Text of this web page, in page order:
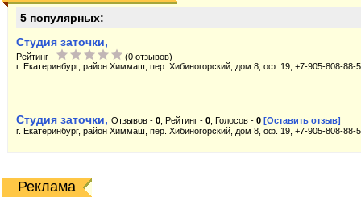
5 популярных:
Студия заточки,
Рейтинг -
(0 отзывов)
г. Екатеринбург, район Химмаш, пер. Хибиногорский, дом 8, оф. 19, +7-905-808-88-
Студия заточки, Отзывов - 0 , Рейтинг - 0 , Голосов - 0 [Оставить отзыв]
г. Екатеринбург, район Химмаш, пер. Хибиногорский, дом 8, оф. 19, +7-905-808-88-
Реклама